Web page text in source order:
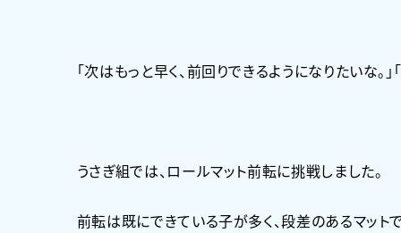
「次はもっと早く、前回りできるようになりたいな
うさぎ組では、ロールマット前転に挑戦しました。
前転は既にできている子が多く、段差のあるマット